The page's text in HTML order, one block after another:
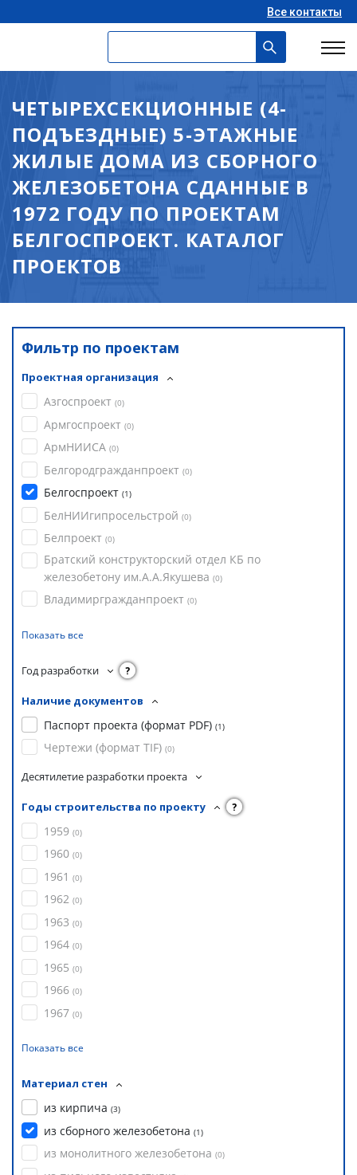
Все контакты
ЧЕТЫРЕХСЕКЦИОННЫЕ (4-
ПОДЪЕЗДНЫЕ) 5-ЭТАЖНЫЕ
ЖИЛЫЕ ДОМА ИЗ СБОРНОГО
ЖЕЛЕЗОБЕТОНА СДАННЫЕ В
1972 ГОДУ ПО ПРОЕКТАМ
БЕЛГОСПРОЕКТ. КАТАЛОГ
ПРОЕКТОВ
Фильтр по проектам
Проектная организация
Азгоспроект (0)
Армгоспроект (0)
АрмНИИСА (0)
Белгородгражданпроект (0)
Белгоспроект (1)
БелНИИгипросельстрой (0)
Белпроект (0)
Братский конструкторский отдел КБ по
железобетону им.А.А.Якушева (0)
Владимиргражданпроект (0)
Показать все
Год разработки ?
Наличие документов
Паспорт проекта (формат PDF) (1)
Чертежи (формат TIF) (0)
Десятилетие разработки проекта
Годы строительства по проекту ?
1959 (0)
1960 (0)
1961 (0)
1962 (0)
1963 (0)
1964 (0)
1965 (0)
1966 (0)
1967 (0)
Показать все
Материал стен
из кирпича (3)
из сборного железобетона (1)
из монолитного железобетона (0)